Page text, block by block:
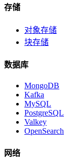
存储
对象存储
块存储
数据库
MongoDB
Kafka
MySQL
PostgreSQL
Valkey
OpenSearch
网络